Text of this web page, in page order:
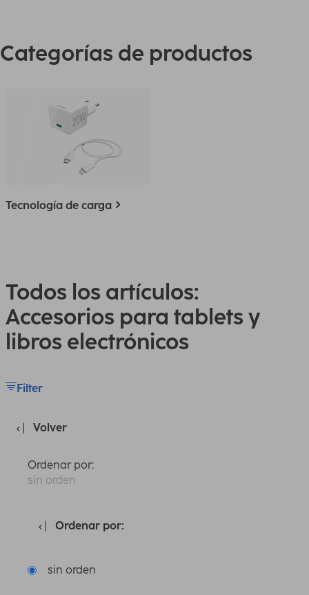
Categorías de productos
Tecnología de carga
Todos los artículos:
Accesorios para tablets y
libros electrónicos
Filter
Volver
Ordenar por:
sin orden
Ordenar por:
sin orden